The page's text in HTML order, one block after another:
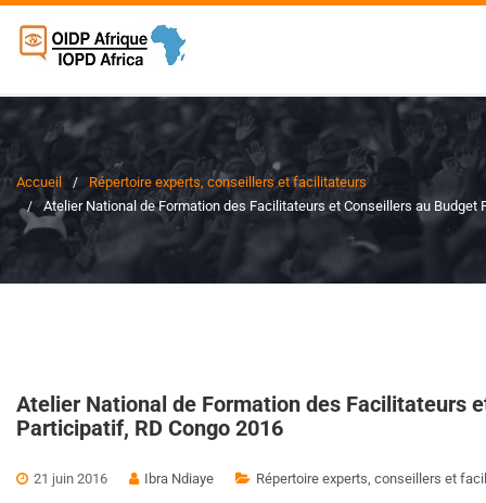
Accueil
Répertoire experts, conseillers et facilitateurs
Atelier National de Formation des Facilitateurs et Conseillers au Budget
Atelier National de Formation des Facilitateurs
Participatif, RD Congo 2016
21 juin 2016 Ibra Ndiaye Répertoire experts, conseillers et